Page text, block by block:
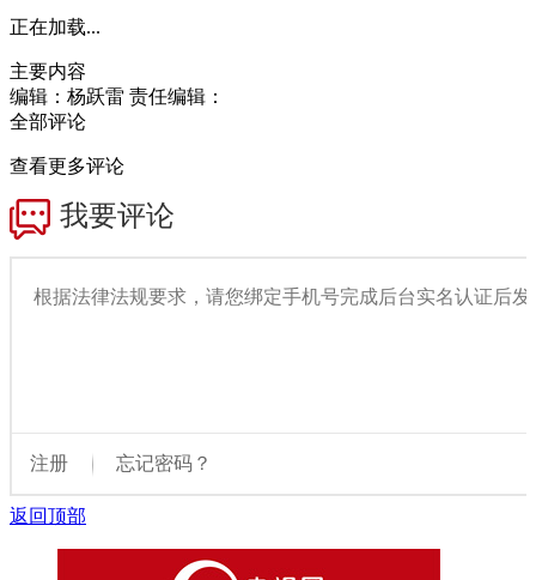
正在加载...
主要内容
编辑：杨跃雷 责任编辑：
全部评论
查看更多评论
返回顶部